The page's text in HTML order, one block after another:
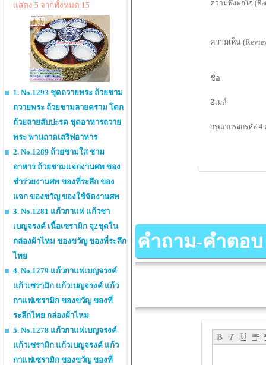
แสดง 5 จากทั้งหมด 15
1. No.1293 ชุดถวายพระ ถ้วยชาม
ถวายพระ ถ้วยชามลายคราม โตก
ถ้วยลายสับปะรด ชุดอาหารถวาย
พระ พานถาดเสริฟอาหาร
2. No.1289 ถ้วยชามใส ชาม
อาหาร ถ้วยชามแจกงานศพ ของ
ชำร่วยงานศพ ของที่ระลึก ของ
แจก ของขวัญ ของใช้จัดงานศพ
3. No.1281 แก้วกาแฟ แก้วชา
เบญจรงค์ เนื้อเซรามิก จุ2ชุดใน
กล่องผ้าไหม ของขวัญ ของที่ระลึก
ไทย
4. No.1279 แก้วกาแฟเบญจรงค์
แก้วเซรามิก แก้วเบญจรงค์ แก้ว
กาแฟเซรามิก ของขวัญ ของที่
ระลึกไทย กล่องผ้าไหม
5. No.1278 แก้วกาแฟเบญจรงค์
แก้วเซรามิก แก้วเบญจรงค์ แก้ว
กาแฟเซรามิก ของขวัญ ของที่
ความพึงพอใจ
ความเห็น
ชื่อ
อีเมล์
กรุณากรอกรหัส 4
คำถาม-คำตอ